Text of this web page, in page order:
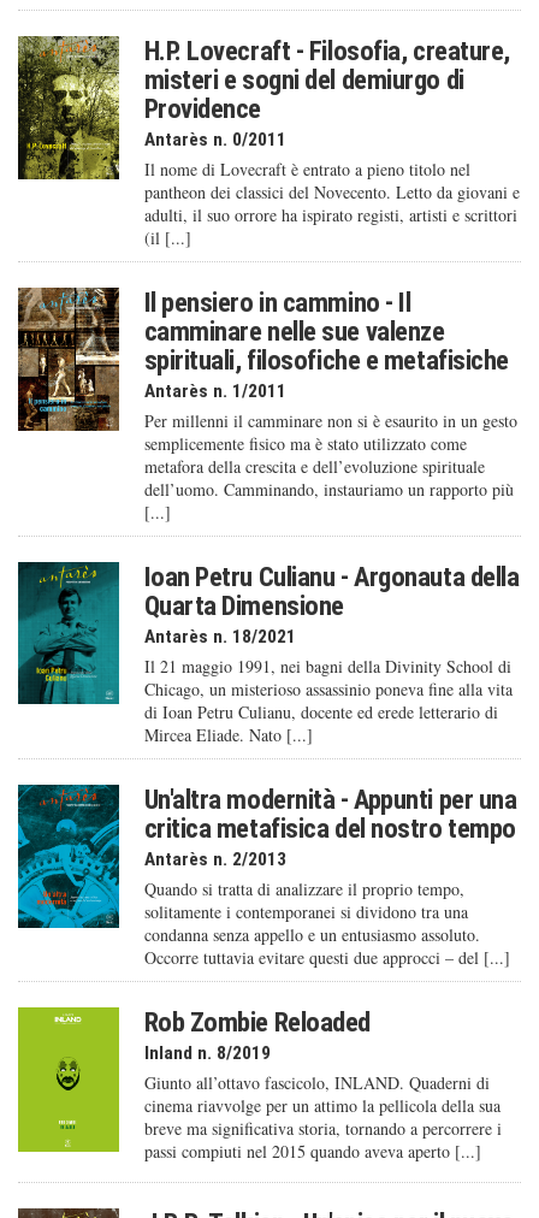
H.P. Lovecraft - Filosofia, creature,
misteri e sogni del demiurgo di
Providence
Antarès n. 0/2011
Il nome di Lovecraft è entrato a pieno titolo nel
pantheon dei classici del Novecento. Letto da giovani e
adulti, il suo orrore ha ispirato registi, artisti e scrittori
(il [...]
Il pensiero in cammino - Il
camminare nelle sue valenze
spirituali, filosofiche e metafisiche
Antarès n. 1/2011
Per millenni il camminare non si è esaurito in un gesto
semplicemente fisico ma è stato utilizzato come
metafora della crescita e dell’evoluzione spirituale
dell’uomo. Camminando, instauriamo un rapporto più
[...]
Ioan Petru Culianu - Argonauta della
Quarta Dimensione
Antarès n. 18/2021
Il 21 maggio 1991, nei bagni della Divinity School di
Chicago, un misterioso assassinio poneva fine alla vita
di Ioan Petru Culianu, docente ed erede letterario di
Mircea Eliade. Nato [...]
Un'altra modernità - Appunti per una
critica metafisica del nostro tempo
Antarès n. 2/2013
Quando si tratta di analizzare il proprio tempo,
solitamente i contemporanei si dividono tra una
condanna senza appello e un entusiasmo assoluto.
Occorre tuttavia evitare questi due approcci – del [...]
Rob Zombie Reloaded
Inland n. 8/2019
Giunto all’ottavo fascicolo, INLAND. Quaderni di
cinema riavvolge per un attimo la pellicola della sua
breve ma significativa storia, tornando a percorrere i
passi compiuti nel 2015 quando aveva aperto [...]